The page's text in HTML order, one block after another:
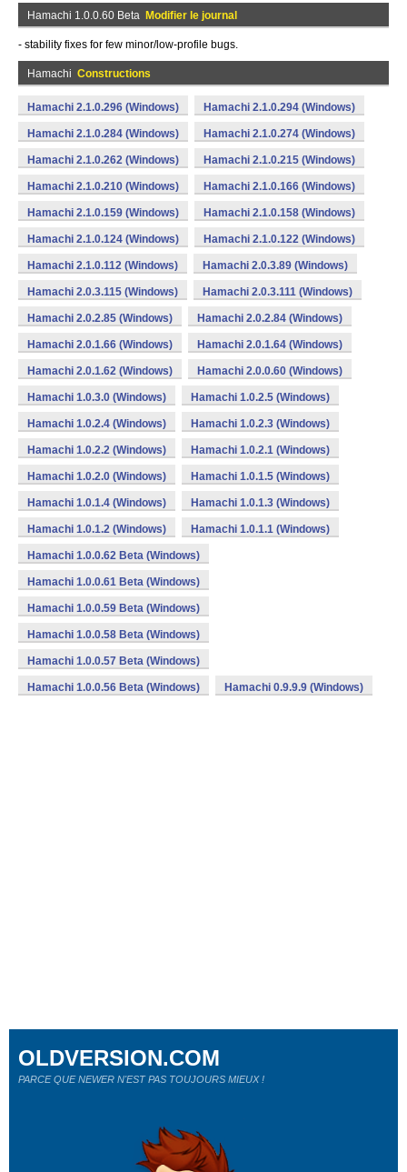
Hamachi 1.0.0.60 Beta Modifier le journal
- stability fixes for few minor/low-profile bugs.
Hamachi Constructions
Hamachi 2.1.0.296 (Windows) Hamachi 2.1.0.294 (Windows)
Hamachi 2.1.0.284 (Windows) Hamachi 2.1.0.274 (Windows)
Hamachi 2.1.0.262 (Windows) Hamachi 2.1.0.215 (Windows)
Hamachi 2.1.0.210 (Windows) Hamachi 2.1.0.166 (Windows)
Hamachi 2.1.0.159 (Windows) Hamachi 2.1.0.158 (Windows)
Hamachi 2.1.0.124 (Windows) Hamachi 2.1.0.122 (Windows)
Hamachi 2.1.0.112 (Windows) Hamachi 2.0.3.89 (Windows)
Hamachi 2.0.3.115 (Windows) Hamachi 2.0.3.111 (Windows)
Hamachi 2.0.2.85 (Windows) Hamachi 2.0.2.84 (Windows)
Hamachi 2.0.1.66 (Windows) Hamachi 2.0.1.64 (Windows)
Hamachi 2.0.1.62 (Windows) Hamachi 2.0.0.60 (Windows)
Hamachi 1.0.3.0 (Windows) Hamachi 1.0.2.5 (Windows)
Hamachi 1.0.2.4 (Windows) Hamachi 1.0.2.3 (Windows)
Hamachi 1.0.2.2 (Windows) Hamachi 1.0.2.1 (Windows)
Hamachi 1.0.2.0 (Windows) Hamachi 1.0.1.5 (Windows)
Hamachi 1.0.1.4 (Windows) Hamachi 1.0.1.3 (Windows)
Hamachi 1.0.1.2 (Windows) Hamachi 1.0.1.1 (Windows)
Hamachi 1.0.0.62 Beta (Windows)
Hamachi 1.0.0.61 Beta (Windows)
Hamachi 1.0.0.59 Beta (Windows)
Hamachi 1.0.0.58 Beta (Windows)
Hamachi 1.0.0.57 Beta (Windows)
Hamachi 1.0.0.56 Beta (Windows) Hamachi 0.9.9.9 (Windows)
OLDVERSION.COM
PARCE QUE NEWER N'EST PAS TOUJOURS MIEUX !